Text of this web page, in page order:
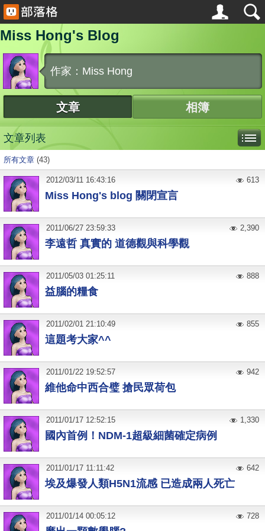
Miss Hong's Blog
作家：Miss Hong
文章 相簿
文章列表
所有文章 (43)
Miss Hong's blog 關閉宣言
2012/03/11 16:43:16 613
李遠哲 真實的 道德觀與科學觀
2011/06/27 23:59:33 2,390
益腦的糧食
2011/05/03 01:25:11 888
這題考大家^^
2011/02/01 21:10:49 855
維他命中西合璧 搶民眾荷包
2011/01/22 19:52:57 942
國內首例！NDM-1超級細菌確定病例
2011/01/17 12:52:15 1,330
埃及爆發人類H5N1流感 已造成兩人死亡
2011/01/17 11:11:42 642
2011/01/14 00:05:12 728